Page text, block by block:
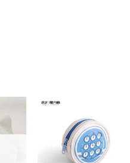
い！